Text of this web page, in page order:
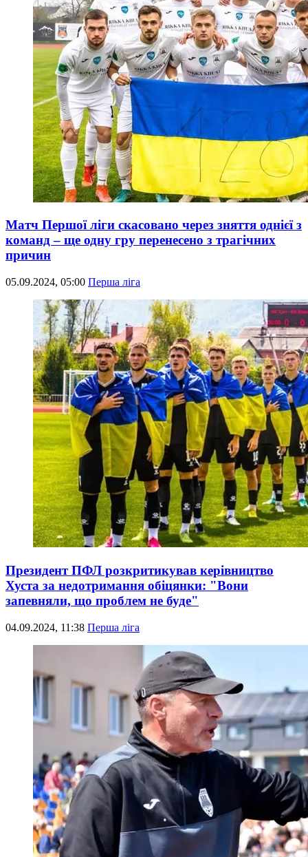
Матч Першої ліги скасовано через зняття однієї з
команд – ще одну гру перенесено з трагічних
причин
05.09.2024, 05:00 Перша ліга
Президент ПФЛ розкритикував керівництво
Хуста за недотримання обіцянки: "Вони
запевняли, що проблем не буде"
04.09.2024, 11:38 Перша ліга